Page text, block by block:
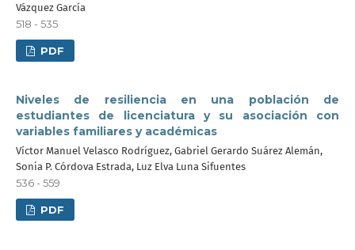
Vázquez García
518 - 535
PDF
Niveles de resiliencia en una población de
estudiantes de licenciatura y su asociación con
variables familiares y académicas
Víctor Manuel Velasco Rodríguez, Gabriel Gerardo Suárez Alemán,
Sonia P. Córdova Estrada, Luz Elva Luna Sifuentes
536 - 559
PDF